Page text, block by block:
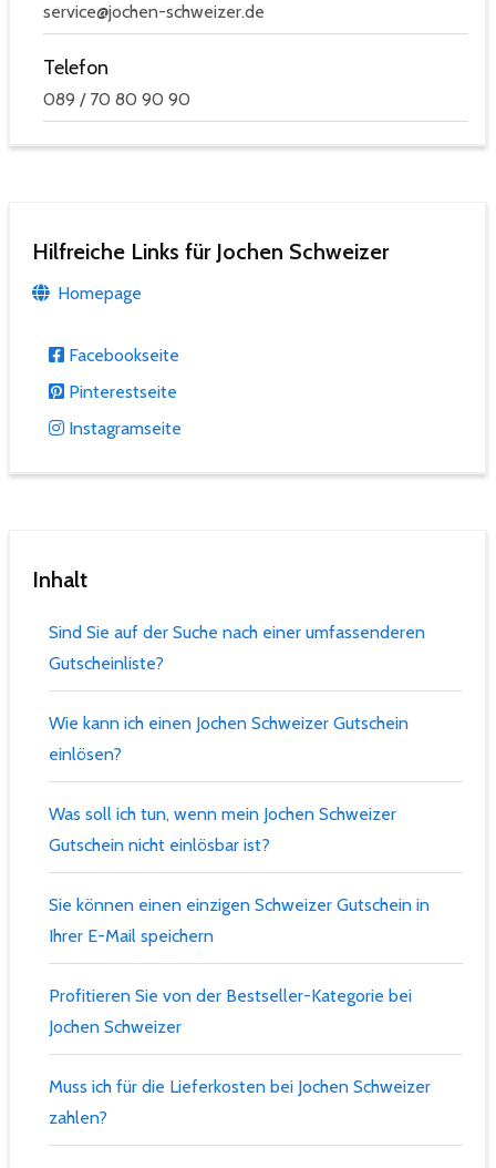
service@jochen-schweizer.de
Telefon
089 / 70 80 90 90
Hilfreiche Links für Jochen Schweizer
Homepage
Facebookseite
Pinterestseite
Instagramseite
Inhalt
Sind Sie auf der Suche nach einer umfassenderen
Gutscheinliste?
Wie kann ich einen Jochen Schweizer Gutschein
einlösen?
Was soll ich tun, wenn mein Jochen Schweizer
Gutschein nicht einlösbar ist?
Sie können einen einzigen Schweizer Gutschein in
Ihrer E-Mail speichern
Profitieren Sie von der Bestseller-Kategorie bei
Jochen Schweizer
Muss ich für die Lieferkosten bei Jochen Schweizer
zahlen?